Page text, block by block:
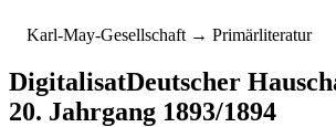
Karl-May-Gesellschaft → Primärliteratur
DigitalisatDeutscher
20. Jahrgang 1893/1894